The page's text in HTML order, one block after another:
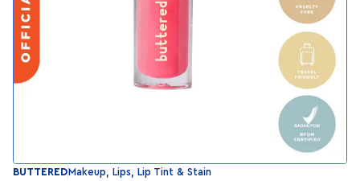
BUTTEREDMakeup, Lips, Lip Tint & Stain